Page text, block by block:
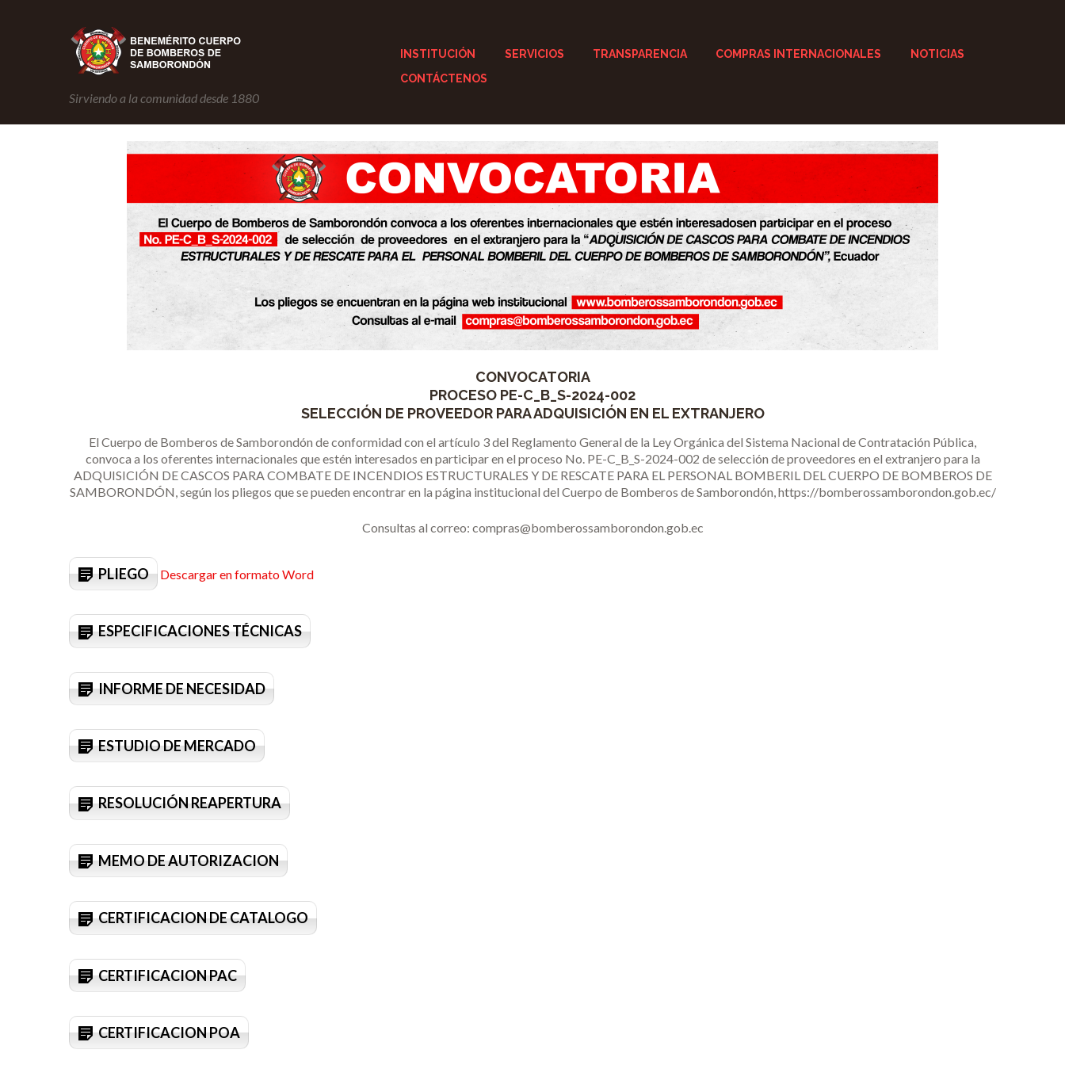
Sirviendo a la comunidad desde 1880
INSTITUCIÓN SERVICIOS TRANSPARENCIA COMPRAS INTERNACIONALES
NOTICIAS
CONTÁCTENOS
CONVOCATORIA
PROCESO PE-C_B_S-2024-002
SELECCIÓN DE PROVEEDOR PARA ADQUISICIÓN EN EL EXTRANJERO
El Cuerpo de Bomberos de Samborondón de conformidad con el artículo 3 del Reglamento General de la Ley Orgánica del Sistema Nacional de Contratación Pública,
convoca a los oferentes internacionales que estén interesados en participar en el proceso No. PE-C_B_S-2024-002 de selección de proveedores en el extranjero para la
ADQUISICIÓN DE CASCOS PARA COMBATE DE INCENDIOS ESTRUCTURALES Y DE RESCATE PARA EL PERSONAL BOMBERIL DEL CUERPO DE BOMBEROS DE
SAMBORONDÓN, según los pliegos que se pueden encontrar en la página institucional del Cuerpo de Bomberos de Samborondón, https://bomberossamborondon.gob.ec/
Consultas al correo: compras@bomberossamborondon.gob.ec
PLIEGO Descargar en formato Word
ESPECIFICACIONES TÉCNICAS
INFORME DE NECESIDAD
ESTUDIO DE MERCADO
RESOLUCIÓN REAPERTURA
MEMO DE AUTORIZACION
CERTIFICACION DE CATALOGO
CERTIFICACION PAC
CERTIFICACION POA